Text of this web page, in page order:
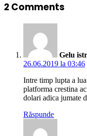
2 Comments
Gelu
26.06.2019 la 03:46
Intre timp lupta a
platforma crestina
dolari adica jumate
Răspunde